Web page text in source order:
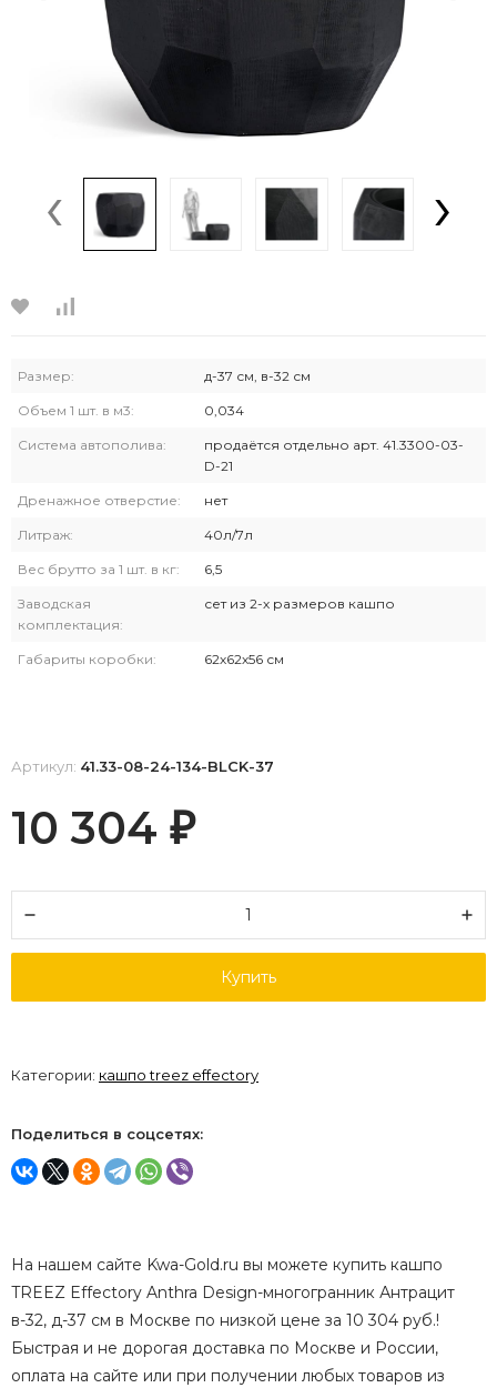
‹ ›
Размер: д-37 см, в-32 см
Объем 1 шт. в м3: 0,034
Система автополива:
продаётся отдельно арт. 41.3300-03-
D-21
Дренажное отверстие: нет
Литраж: 40л/7л
Вес брутто за 1 шт. в кг: 6,5
Заводская
комплектация:
сет из 2-х размеров кашпо
Габариты коробки: 62х62х56 см
Артикул: 41.33-08-24-134-BLCK-37
10 304 ₽
Купить
Категории: кашпо treez effectory
Поделиться в соцсетях:
На нашем сайте Kwa-Gold.ru вы можете купить кашпо
TREEZ Effectory Anthra Design-многогранник Антрацит
в-32, д-37 см в Москве по низкой цене за 10 304 руб.!
Быстрая и не дорогая доставка по Москве и России,
оплата на сайте или при получении любых товаров из